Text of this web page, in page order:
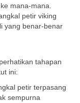
mana-mana.
petir viking
yang benar-benar
tahapan
ini:
petir terpasang
sempurna